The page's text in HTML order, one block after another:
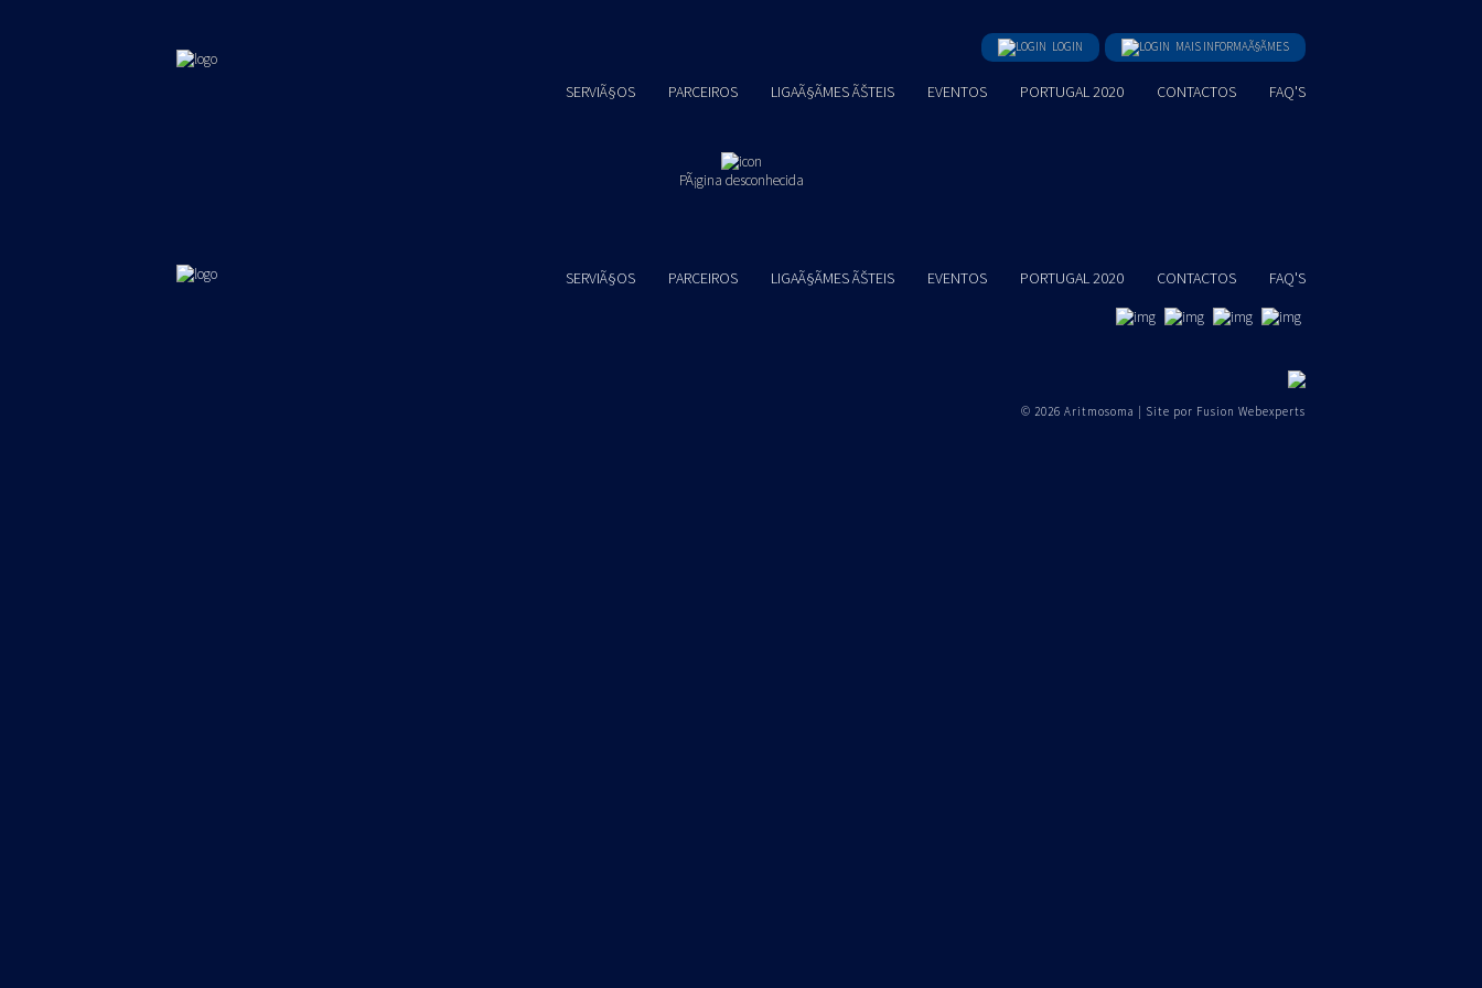
LOGIN MAIS INFORMAÃ§ÃΜES
SERVIÃ§OS PARCEIROS LIGAÃ§ÃΜES ÃŠTEIS EVENTOS PORTUGAL 2020 CONTACTOS FAQ'S
PÃ¡gina desconhecida
SERVIÃ§OS PARCEIROS LIGAÃ§ÃΜES ÃŠTEIS EVENTOS PORTUGAL 2020 CONTACTOS FAQ'S
© 2026 Aritmosoma | Site por Fusion Webexperts